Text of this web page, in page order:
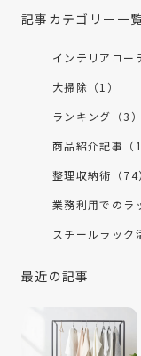
記事カテゴリー一
インテリアコー
大掃除（1）
ランキング（3）
商品紹介記事（1
整理収納術（74
業務利用でのラ
スチールラック
最近の記事